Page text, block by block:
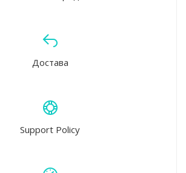
Достава
Support Policy